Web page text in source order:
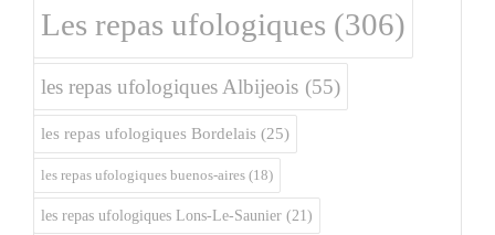
Les repas ufologiques (306)
les repas ufologiques Albijeois (55)
les repas ufologiques Bordelais (25)
les repas ufologiques buenos-aires (18)
les repas ufologiques Lons-Le-Saunier (21)